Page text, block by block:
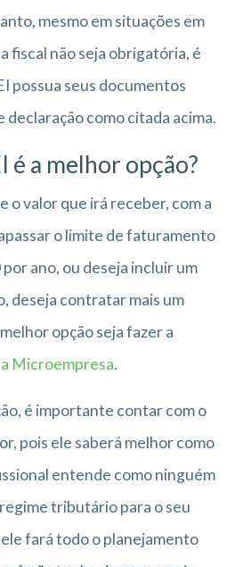
mesmo em situações em
fiscal não seja obrigatória, é
possua seus documentos
declaração como citada acima.
é a melhor opção?
o valor que irá receber, com a
o limite de faturamento
ano, ou deseja incluir um
deseja contratar mais um
opção seja fazer a
Microempresa.
é importante contar com o
pois ele saberá melhor como
entende como ninguém
tributário para o seu
fará todo o planejamento